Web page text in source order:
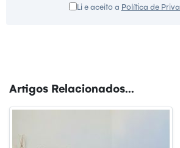
Li e aceito a Política de
Artigos Relacionados...